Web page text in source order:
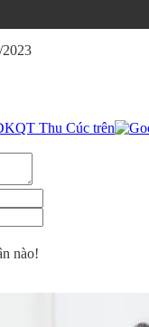
Thu Cúc trên
nào!